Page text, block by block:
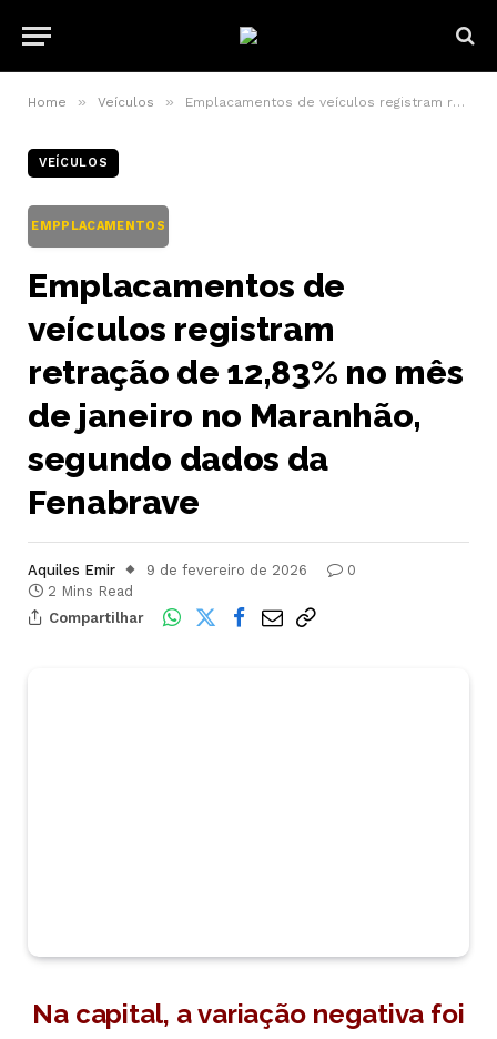
Home » Veículos » Emplacamentos de veículos registram retração de 12,83% no mês de janeiro no Maranhão, segundo dados da Fenabrave
VEÍCULOS
EMPPLACAMENTOS
Emplacamentos de
veículos registram
retração de 12,83% no mês
de janeiro no Maranhão,
segundo dados da
Fenabrave
Aquiles Emir 9 de fevereiro de 2026
0
2 Mins Read
Compartilhar
Na capital, a variação negativa foi